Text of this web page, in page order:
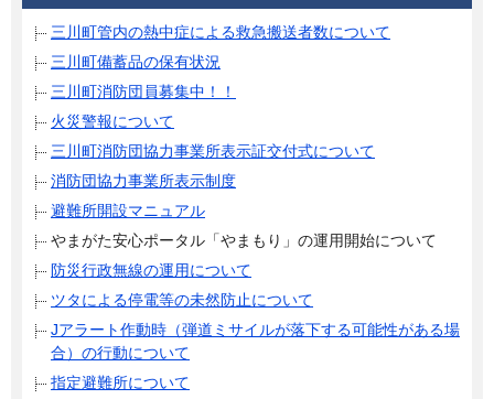
三川町管内の熱中症による救急搬送者数について
三川町備蓄品の保有状況
三川町消防団員募集中！！
火災警報について
三川町消防団協力事業所表示証交付式について
消防団協力事業所表示制度
避難所開設マニュアル
やまがた安心ポータル「やまもり」の運用開始について
防災行政無線の運用について
ツタによる停電等の未然防止について
Jアラート作動時（弾道ミサイルが落下する可能性がある場
合）の行動について
指定避難所について